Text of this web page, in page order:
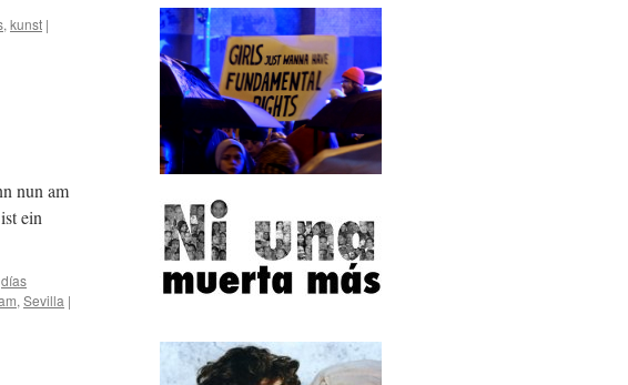
, kunst |
nun am
ein
días
, Sevilla |